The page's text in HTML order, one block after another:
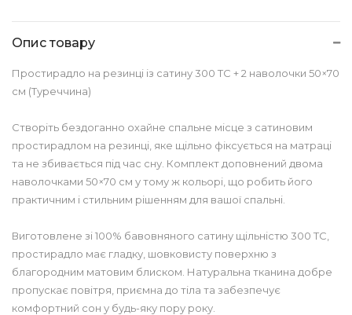
Опис товару
Простирадло на резинці із сатину 300 TC + 2 наволочки 50×70
см (Туреччина)
Створіть бездоганно охайне спальне місце з сатиновим
простирадлом на резинці, яке щільно фіксується на матраці
та не збивається під час сну. Комплект доповнений двома
наволочками 50×70 см у тому ж кольорі, що робить його
практичним і стильним рішенням для вашої спальні.
Виготовлене зі 100% бавовняного сатину щільністю 300 TC,
простирадло має гладку, шовковисту поверхню з
благородним матовим блиском. Натуральна тканина добре
пропускає повітря, приємна до тіла та забезпечує
комфортний сон у будь-яку пору року.